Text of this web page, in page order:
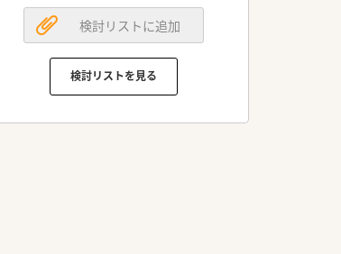
検討リストに追加
検討リストを見る